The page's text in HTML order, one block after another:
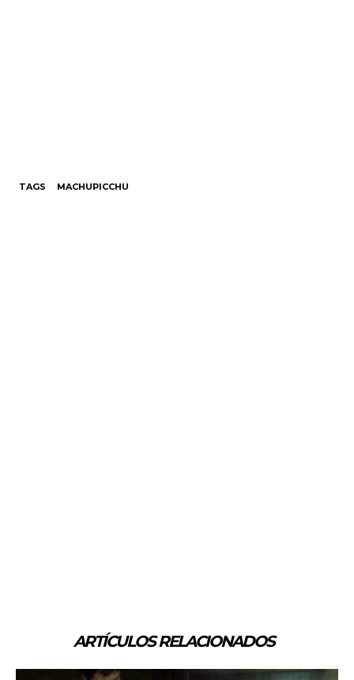
TAGS MACHUPICCHU
ARTÍCULOS RELACIONADOS